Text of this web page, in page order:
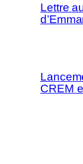
Lettre
CREM